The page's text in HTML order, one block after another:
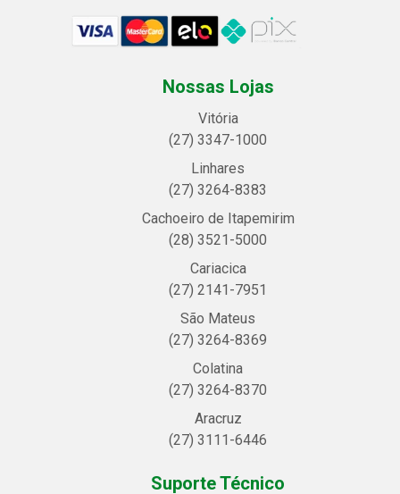
Nossas Lojas
Vitória
(27) 3347-1000
Linhares
(27) 3264-8383
Cachoeiro de Itapemirim
(28) 3521-5000
Cariacica
(27) 2141-7951
São Mateus
(27) 3264-8369
Colatina
(27) 3264-8370
Aracruz
(27) 3111-6446
Suporte Técnico